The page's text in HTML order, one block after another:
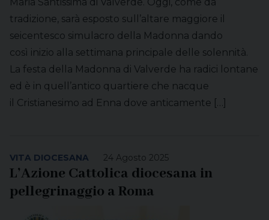
tradizione, sarà esposto sull’altare maggiore il
seicentesco simulacro della Madonna dando
così inizio alla settimana principale delle solennità.
La festa della Madonna di Valverde ha radici lontane
ed è in quell’antico quartiere che nacque
il Cristianesimo ad Enna dove anticamente […]
24 Agosto 2025
VITA DIOCESANA
L’Azione Cattolica diocesana in
pellegrinaggio a Roma